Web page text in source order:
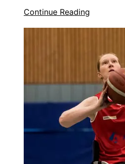
Continue Reading